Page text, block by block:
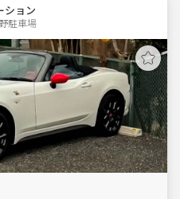
ション
駐車場